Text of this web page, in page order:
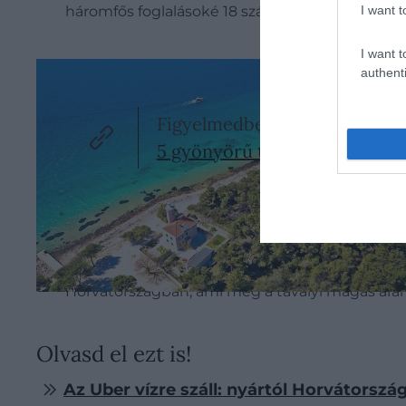
I want
I want
háromfős foglalásoké 18 százalék, vagyis
Figyelmedbe ajánljuk!
5 gyönyörű természeti
Bár a foglalási összegek széles skálán
harmadában a vendégek 370 ezer forint
kategóriába tartozik, míg a fennmaradó, bő
foglalások aránya 14 százalék. A
Horvátországban, ami még a tavalyi magas
Olvasd el ezt is!
Az Uber vízre száll: nyártól